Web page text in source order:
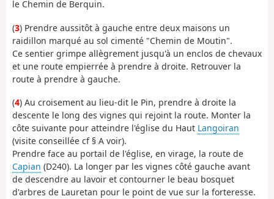
le Chemin de Berquin.
(3) Prendre aussitôt à gauche entre deux maisons un
raidillon marqué au sol cimenté "Chemin de Moutin".
Ce sentier grimpe allègrement jusqu'à un enclos de chevaux
et une route empierrée à prendre à droite. Retrouver la
route à prendre à gauche.
(4) Au croisement au lieu-dit le Pin, prendre à droite la
descente le long des vignes qui rejoint la route. Monter la
côte suivante pour atteindre l'église du Haut Langoiran
(visite conseillée cf § A voir).
Prendre face au portail de l'église, en virage, la route de
Capian (D240). La longer par les vignes côté gauche avant
de descendre au lavoir et contourner le beau bosquet
d'arbres de Lauretan pour le point de vue sur la forteresse.